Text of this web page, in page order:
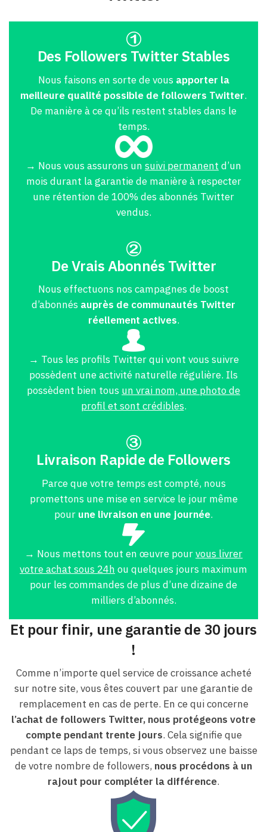
Des Followers Twitter Stables
Nous faisons en sorte de vous apporter la
meilleure qualité possible de followers Twitter.
De manière à ce qu’ils restent stables dans le
temps.
→ Nous vous assurons un suivi permanent d’un
mois durant la garantie de manière à respecter
une rétention de 100% des abonnés Twitter
vendus.
De Vrais Abonnés Twitter
Nous effectuons nos campagnes de boost
d’abonnés auprès de communautés Twitter
réellement actives.
→ Tous les profils Twitter qui vont vous suivre
possèdent une activité naturelle régulière. Ils
possèdent bien tous un vrai nom, une photo de
profil et sont crédibles.
Livraison Rapide de Followers
Parce que votre temps est compté, nous
promettons une mise en service le jour même
pour une livraison en une journée.
→ Nous mettons tout en œuvre pourvous livrer
votre achat sous 24h ou quelques jours maximum
pour les commandes de plus d’une dizaine de
milliers d’abonnés.
Et pour finir, une garantie de 30 jours
!
Comme n’importe quel service de croissance acheté
sur notre site, vous êtes couvert par une garantie de
remplacement en cas de perte. En ce qui concerne
l’achat de followers Twitter, nous protégeons votre
compte pendant trente jours. Cela signifie que
pendant ce laps de temps, si vous observez une baisse
de votre nombre de followers, nous procédons à un
rajout pour compléter la différence.